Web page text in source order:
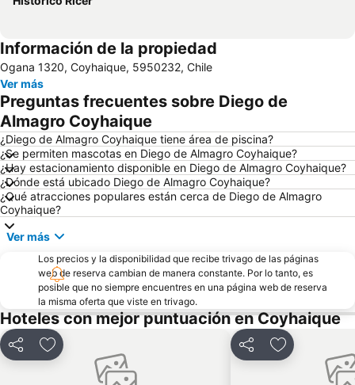
Información de la propiedad
Ogana 1320, Coyhaique, 5950232, Chile
Ver más
Preguntas frecuentes sobre Diego de
Almagro Coyhaique
¿Diego de Almagro Coyhaique tiene área de piscina?
¿Se permiten mascotas en Diego de Almagro Coyhaique?
¿Hay estacionamiento disponible en Diego de Almagro Coyhaique?
¿Dónde está ubicado Diego de Almagro Coyhaique?
¿Qué atracciones populares están cerca de Diego de Almagro
Coyhaique?
Ver más
Los precios y la disponibilidad que recibe trivago de las páginas
web de reserva cambian de manera constante. Por lo tanto, es
posible que no siempre encuentres en una página web de reserva
la misma oferta que viste en trivago.
Hoteles con mejor puntuación en Coyhaique
CompartirAgregar a favoritos CompartirAgregar a